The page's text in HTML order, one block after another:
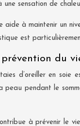
sensation de
à maintenir un
est
du
d’oreiller en soie
peau pendant le
à prévenir le